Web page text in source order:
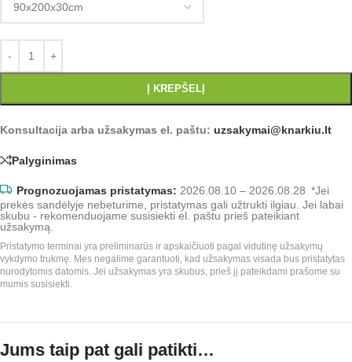
Į KREPŠELĮ
Konsultacija arba užsakymas el. paštu: uzsakymai@knarkiu.lt
Palyginimas
Prognozuojamas pristatymas: 2026.08.10 – 2026.08.28 *Jei
prekės sandėlyje nebeturime, pristatymas gali užtrukti ilgiau. Jei labai
skubu - rekomenduojame susisiekti el. paštu prieš pateikiant
užsakymą.
Pristatymo terminai yra preliminarūs ir apskaičiuoti pagal vidutinę užsakymų
vykdymo trukmę. Mes negalime garantuoti, kad užsakymas visada bus pristatytas
nurodytomis datomis. Jei užsakymas yra skubus, prieš jį pateikdami prašome su
mumis susisiekti.
Jums taip pat gali patikti…